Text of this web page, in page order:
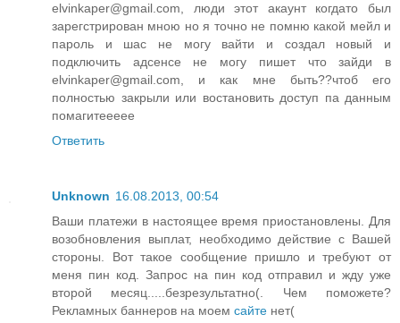
elvinkaper@gmail.com, люди этот акаунт когдато был
зарегстрирован мною но я точно не помню какой мейл и
пароль и шас не могу вайти и создал новый и
подключить адсенсе не могу пишет что зайди в
elvinkaper@gmail.com, и как мне быть??чтоб его
полностью закрыли или востановить доступ па данным
помагитеееее
Ответить
Unknown 16.08.2013, 00:54
Ваши платежи в настоящее время приостановлены. Для
возобновления выплат, необходимо действие с Вашей
стороны. Вот такое сообщение пришло и требуют от
меня пин код. Запрос на пин код отправил и жду уже
второй месяц.....безрезультатно(. Чем поможете?
Рекламных баннеров на моем сайте нет(